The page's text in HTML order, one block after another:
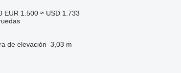
EUR 1.500 ≈ USD 1.733
de elevación 3,03 m